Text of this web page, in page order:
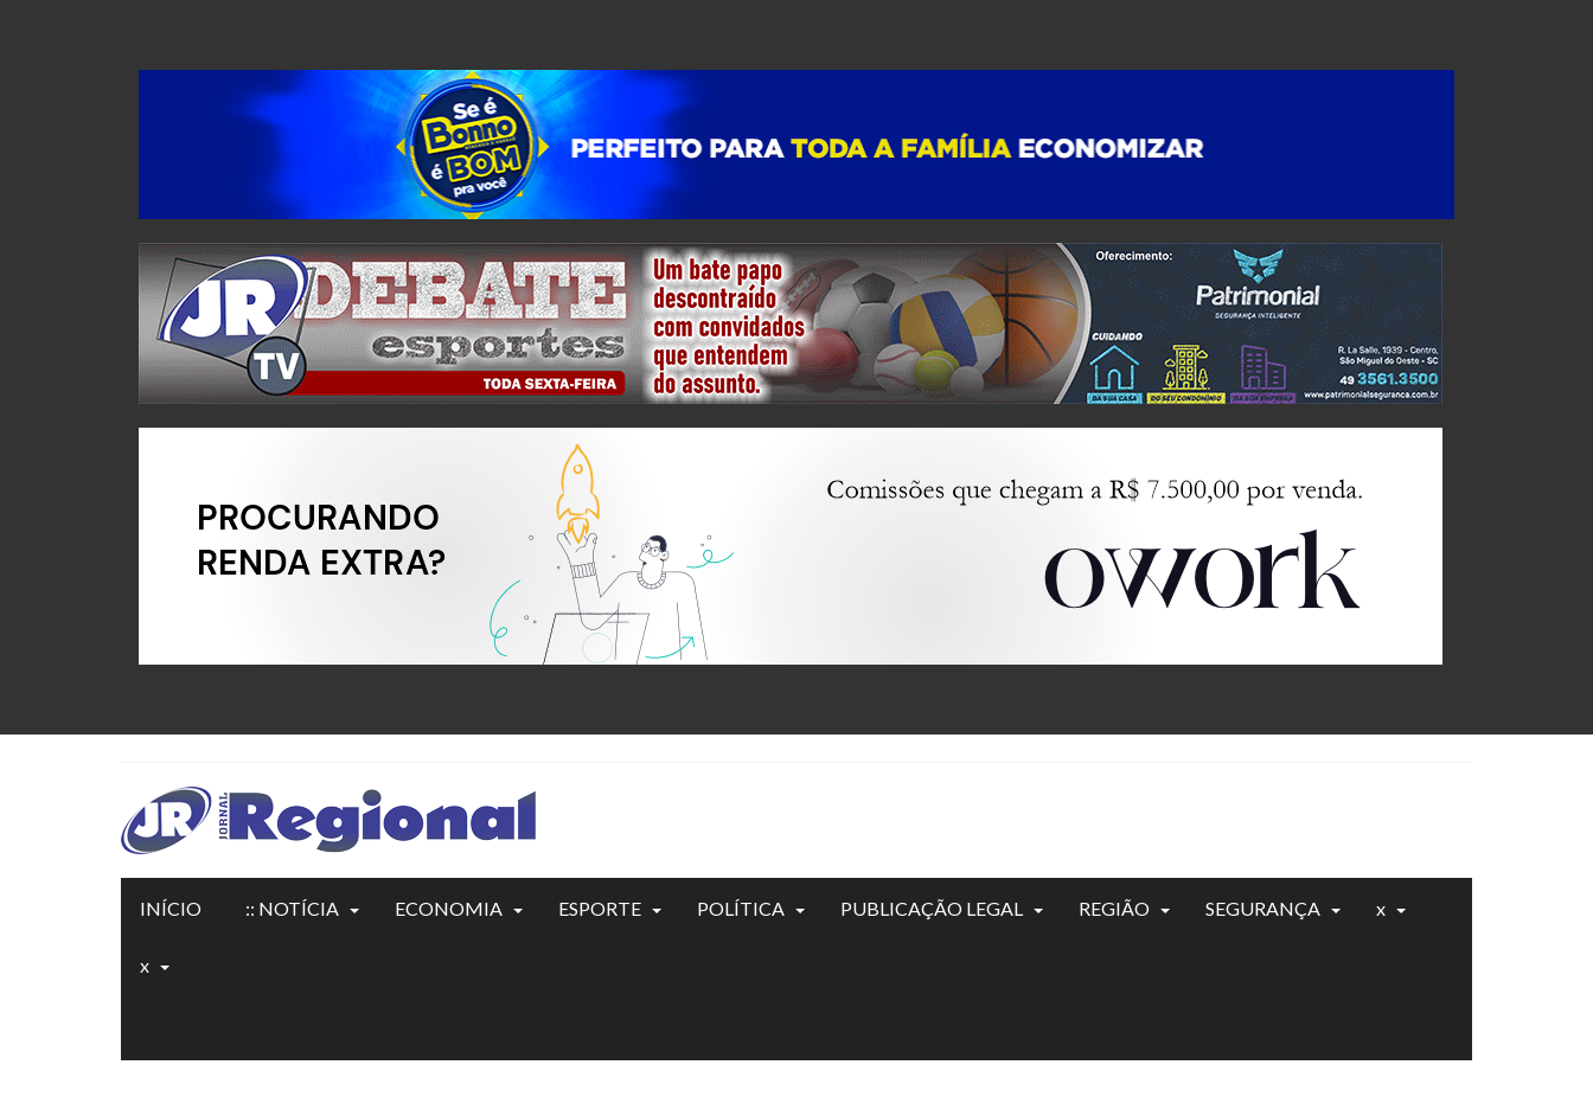
INÍCIO :: NOTÍCIA ECONOMIA ESPORTE POLÍTICA PUBLICAÇÃO LEGAL REGIÃO SEGURANÇA x
x